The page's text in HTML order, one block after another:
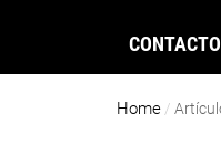
CONTACTO
Home /